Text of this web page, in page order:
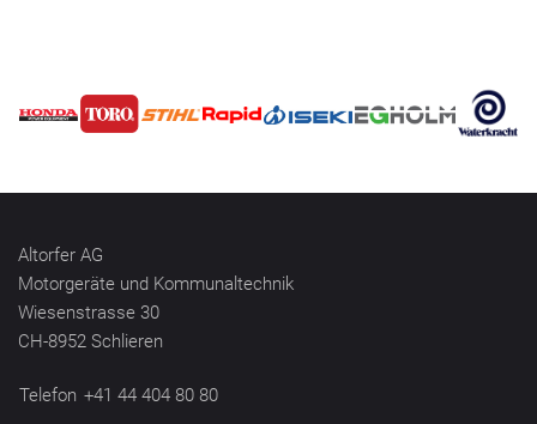
Altorfer AG
Motorgeräte und Kommunaltechnik
Wiesenstrasse 30
CH-8952 Schlieren
Telefon +41 44 404 80 80